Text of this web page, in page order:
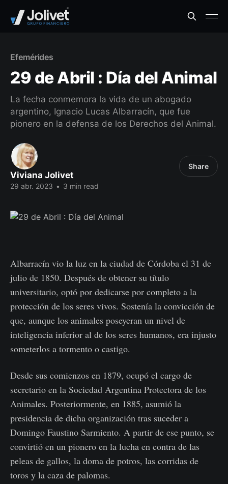
Efemérides
29 de Abril : Día del Animal
La fecha conmemora la vida de un abogado
argentino, Ignacio Lucas Albarracín, que fue
pionero en la defensa de los Derechos del Animal.
Viviana Jolivet
29 abr. 2023 • 3 min read
Share
Albarracín vio la luz en la ciudad de Córdoba el 31 de
julio de 1850. Después de obtener su título
universitario, optó por dedicarse por completo a la
protección de los seres vivos. Sostenía la convicción de
que, aunque los animales poseyeran un nivel de
inteligencia inferior al de los seres humanos, era injusto
someterlos a tormento o castigo.
Desde sus comienzos en 1879, ocupó el cargo de
secretario en la Sociedad Argentina Protectora de los
Animales. Posteriormente, en 1885, asumió la
presidencia de dicha organización tras suceder a
Domingo Faustino Sarmiento. A partir de ese punto, se
convirtió en un pionero en la lucha en contra de las
peleas de gallos, la doma de potros, las corridas de
toros y la caza de palomas.